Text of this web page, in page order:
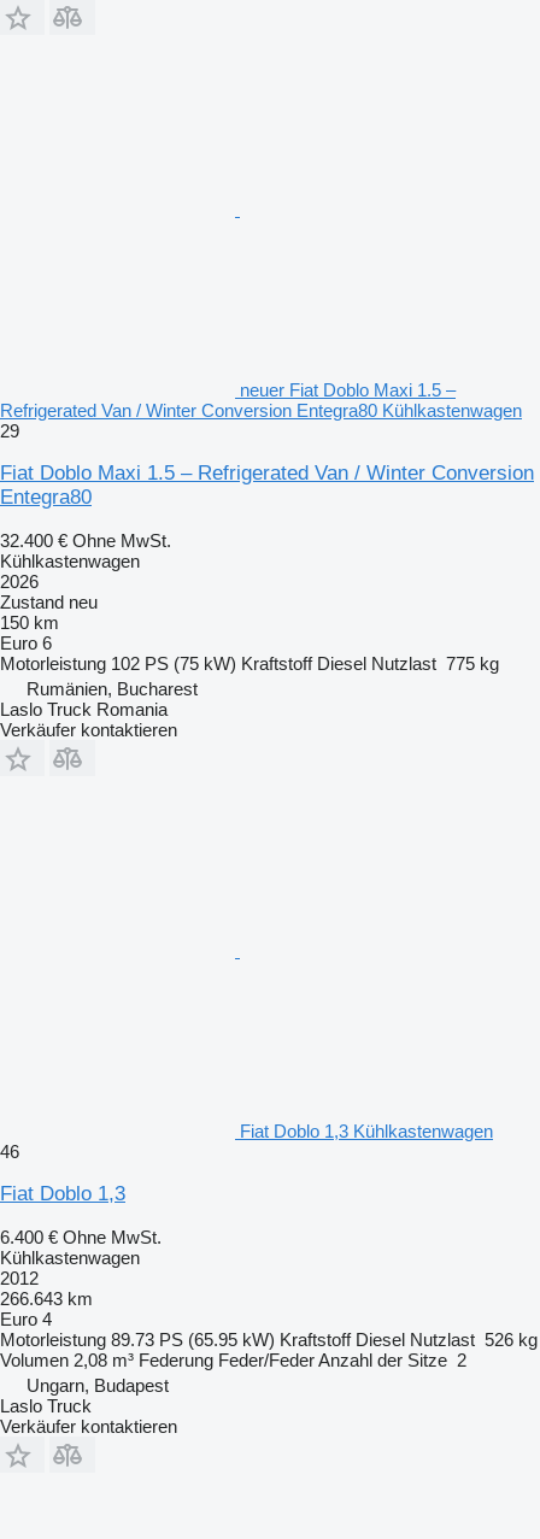
neuer Fiat Doblo Maxi 1.5 –
Refrigerated Van / Winter Conversion Entegra80 Kühlkastenwagen
29
Fiat Doblo Maxi 1.5 – Refrigerated Van / Winter Conversion
Entegra80
32.400 € Ohne MwSt.
Kühlkastenwagen
2026
Zustand neu
150 km
Euro 6
Motorleistung 102 PS (75 kW) Kraftstoff Diesel Nutzlast 775 kg
Rumänien, Bucharest
Laslo Truck Romania
Verkäufer kontaktieren
Fiat Doblo 1,3 Kühlkastenwagen
46
Fiat Doblo 1,3
6.400 € Ohne MwSt.
Kühlkastenwagen
2012
266.643 km
Euro 4
Motorleistung 89.73 PS (65.95 kW) Kraftstoff Diesel Nutzlast 526 kg
Volumen 2,08 m³ Federung Feder/FederAnzahl der Sitze 2
Ungarn, Budapest
Laslo Truck
Verkäufer kontaktieren